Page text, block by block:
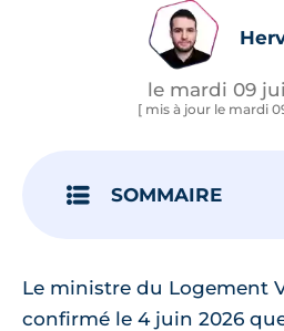
le mardi 09
[ mis à jour le mardi
SOMMAIRE
Le ministre du Logement
confirmé le 4 juin 2026